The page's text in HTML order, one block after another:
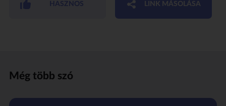
HASZNOS LINK MÁSOLÁSA
Még több szó